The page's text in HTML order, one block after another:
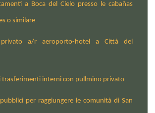
a Boca del Cielo presso le cabañas
o similare
privato a/r aeroporto-hotel a Città del
trasferimenti interni con pullmino privato
per raggiungere le comunità di San